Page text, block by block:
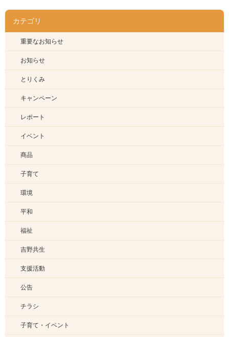
カテゴリ
重要なお知らせ
お知らせ
とりくみ
キャンペーン
レポート
イベント
商品
子育て
環境
平和
福祉
吉野共生
支援活動
公告
チラシ
子育て・イベント